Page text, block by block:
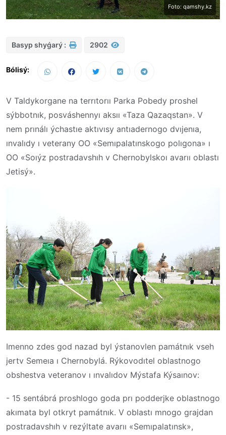
Foto: qamshy.kz
Basyp shyǵarý : 2902
Bólisý:
V Taldykorgane na terrıtorıı Parka Pobedy proshel
sýbbotnık, posváshennyı aksıı «Taza Qazaqstan». V
nem prınálı ýchastıe aktıvısy antıadernogo dvıjenıa,
ınvalıdy ı veterany OO «Semıpalatınskogo polıgona» ı
OO «Soıýz postradavshıh v Chernobylskoı avarıı oblastı
Jetisý».
Imenno zdes god nazad byl ýstanovlen památnık vseh
jertv Semeıa ı Chernobylá. Rýkovodıtel oblastnogo
obshestva veteranov ı ınvalıdov Mýstafa Kýsaınov:
- 15 sentábrá proshlogo goda prı podderjke oblastnogo
akımata byl otkryt památnık. V oblastı mnogo grajdan
postradavshıh v rezýltate avarıı «Semıpalatınsk»,